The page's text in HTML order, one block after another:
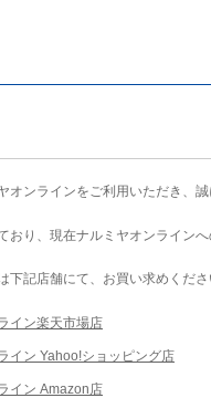
オンラインをご利用いただき、誠
おり、現在ナルミヤオンライン
下記店舗にて、お買い求めくださ
イン楽天市場店
イン Yahoo!ショッピング店
イン Amazon店